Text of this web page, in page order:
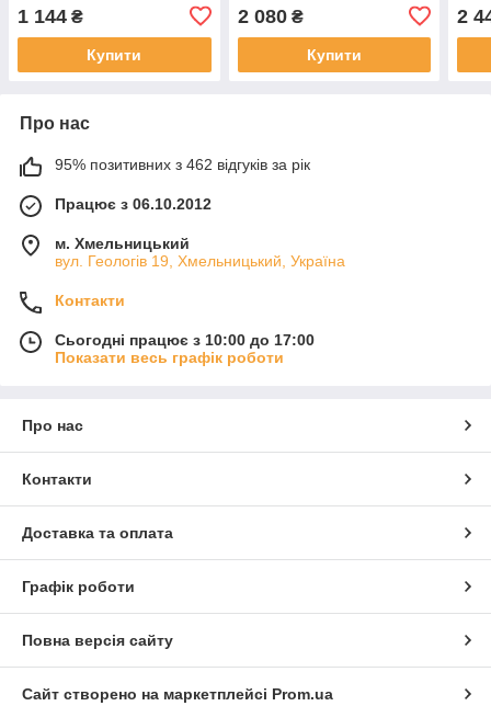
1 144 ₴
Купити
2 080₴
Купити
2
Про нас
95% позитивних з 462 відгуків за рік
Працює з 06.10.2012
м. Хмельницький
вул. Геологів 19, Хмельницький, Україна
Контакти
Сьогодні працює з 10:00 до 17:00
Показати весь графік роботи
Про нас
Контакти
Доставка та оплата
Графік роботи
Повна версія сайту
Сайт створено на маркетплейсі Prom.ua